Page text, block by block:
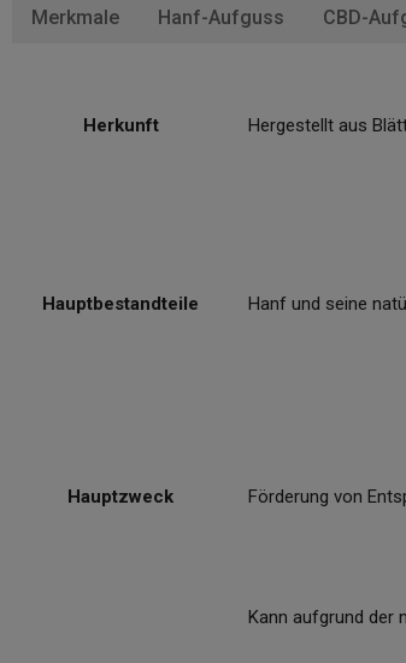
Merkmale Hanf-Aufguss CBD-
Herkunft Hergestellt aus
Hauptbestandteile Hanf und seine
Hauptzweck Förderung von
Kann aufgrund der